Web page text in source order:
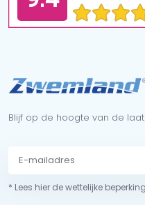
Blijf op de hoogte van de
* Lees hier de wettelijke